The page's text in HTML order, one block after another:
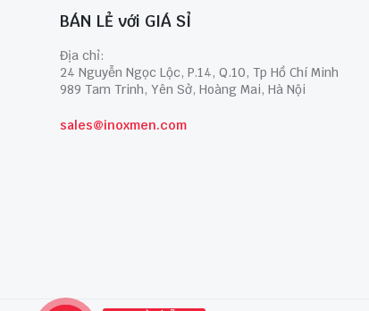
BÁN LẺ với GIÁ SỈ
Địa chỉ:
24 Nguyễn Ngọc Lộc, P.14, Q.10, Tp Hồ Chí Minh
989 Tam Trinh, Yên Sở, Hoàng Mai, Hà Nội
sales@inoxmen.com